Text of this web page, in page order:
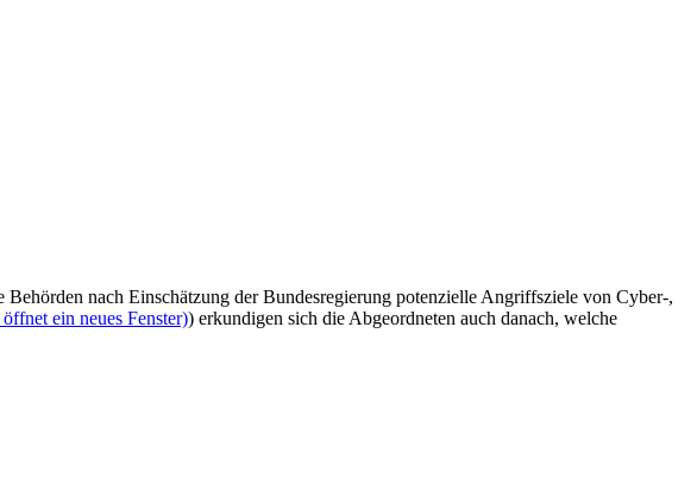
nach Einschätzung der Bundesregierung potenzielle Angriffsziele von Cyber-,
ein neues Fenster)) erkundigen sich die Abgeordneten auch danach, welche